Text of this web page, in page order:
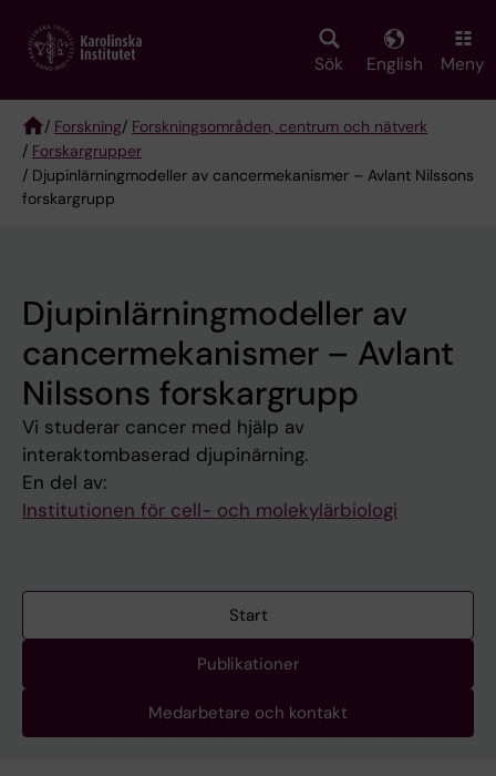
main
Sök English Meny
Breadcrumb
/ Forskning/ Forskningsområden, centrum och nätverk
/ Forskargrupper
/ Djupinlärningmodeller av cancermekanismer – Avlant Nilssons
forskargrupp
Djupinlärningmodeller av
cancermekanismer – Avlant
Nilssons forskargrupp
Vi studerar cancer med hjälp av
interaktombaserad djupinärning.
En del av:
Institutionen för cell- och molekylärbiologi
Start
Publikationer
Medarbetare och kontakt